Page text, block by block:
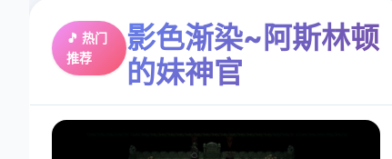
🎵 热门
推荐
影色渐染~阿斯林顿
的妹神官